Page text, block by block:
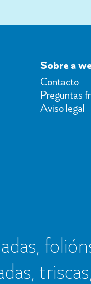
Sobre a
Contacto
Preguntas
Aviso legal